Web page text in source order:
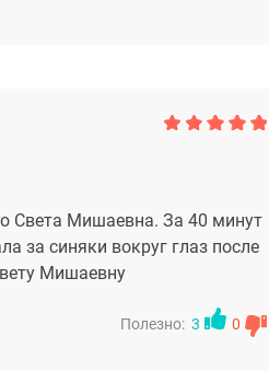
Света Мишаевна. За 40 минут
за синяки вокруг глаз после
Мишаевну
Полезно: 3 0